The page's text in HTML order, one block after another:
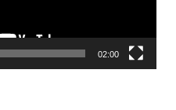
02:00